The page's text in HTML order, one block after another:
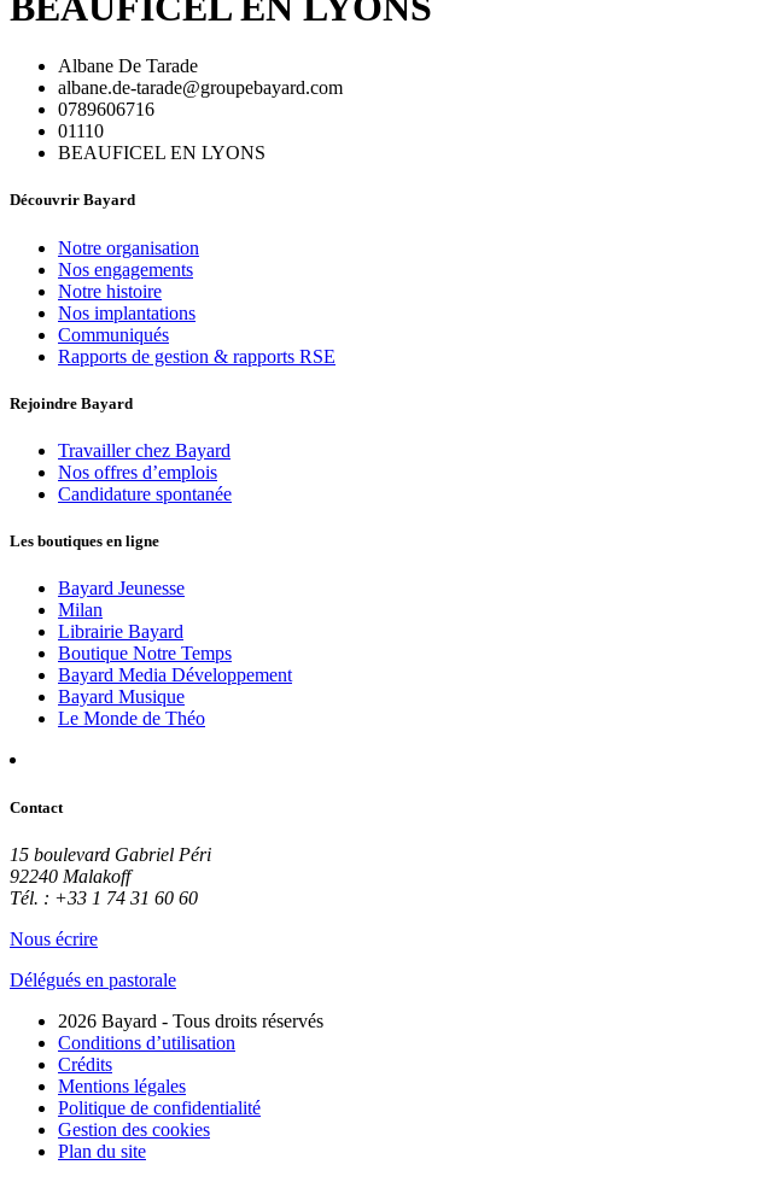
Albane De Tarade
albane.de-tarade@groupebayard.com
0789606716
01110
BEAUFICEL EN LYONS
Découvrir Bayard
Notre organisation
Nos engagements
Notre histoire
Nos implantations
Communiqués
Rapports de gestion & rapports RSE
Rejoindre Bayard
Travailler chez Bayard
Nos offres d’emplois
Candidature spontanée
Les boutiques en ligne
Bayard Jeunesse
Milan
Librairie Bayard
Boutique Notre Temps
Bayard Media Développement
Bayard Musique
Le Monde de Théo
Contact
15 boulevard Gabriel Péri
92240 Malakoff
Tél. : +33 1 74 31 60 60
Nous écrire
Délégués en pastorale
2026 Bayard - Tous droits réservés
Conditions d’utilisation
Crédits
Mentions légales
Politique de confidentialité
Gestion des cookies
Plan du site